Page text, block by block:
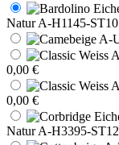
Natur A-H1145-ST10
0,00 €
0,00 €
Natur A-H3395-ST12